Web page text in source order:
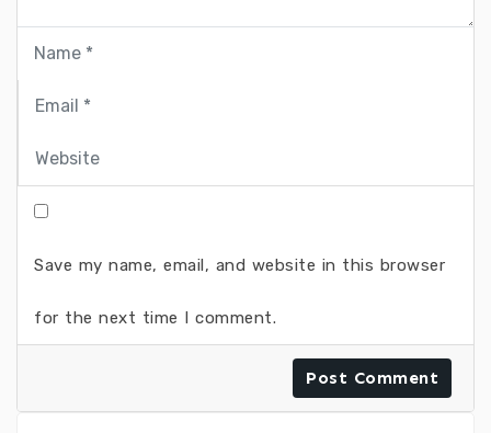
Save my name, email, and website in this browser
for the next time I comment.